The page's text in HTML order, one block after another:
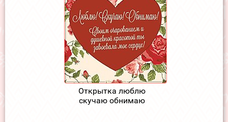
Открытка люблю
скучаю обнимаю